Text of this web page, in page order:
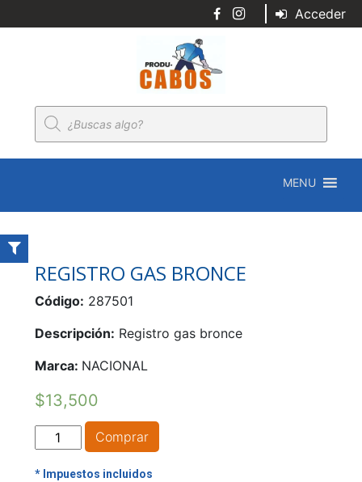
Acceder
Búsqueda
de
productos
MENU
REGISTRO GAS BRONCE
Código: 287501
Descripción: Registro gas bronce
Marca: NACIONAL
$13,500
REGISTRO
GAS
BRONCE
Comprar